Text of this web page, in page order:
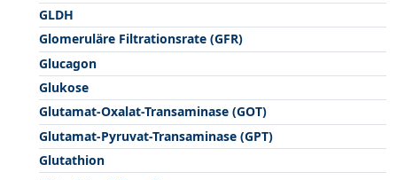
GLDH
Glomeruläre Filtrationsrate (GFR)
Glucagon
Glukose
Glutamat-Oxalat-Transaminase (GOT)
Glutamat-Pyruvat-Transaminase (GPT)
Glutathion